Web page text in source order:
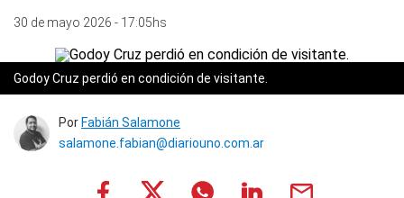
30 de mayo 2026 - 17:05hs
Godoy Cruz perdió en condición de visitante.
Por Fabián Salamone
salamone.fabian@diariouno.com.ar